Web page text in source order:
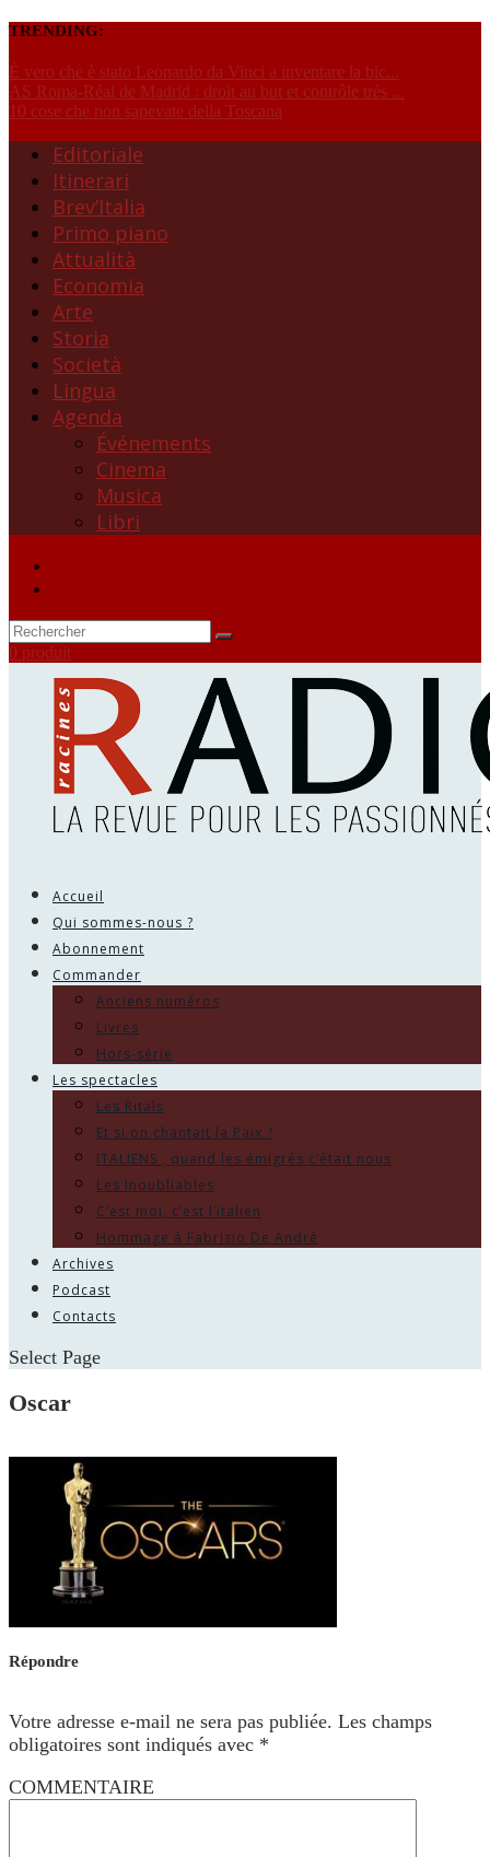
TRENDING:
È vero che è stato Leonardo da Vinci a inventare la bic...
AS Roma-Réal de Madrid : droit au but et contrôle très ...
10 cose che non sapevate della Toscana
Editoriale
Itinerari
Brev’Italia
Primo piano
Attualità
Economia
Arte
Storia
Società
Lingua
Agenda
Événements
Cinema
Musica
Libri
0 produit
Accueil
Qui sommes-nous ?
Abonnement
Commander
Anciens numéros
Livres
Hors-série
Les spectacles
Les Ritals
Et si on chantait la Paix ?
ITALIENS , quand les émigrés c’était nous
Les Inoubliables
C’est moi, c’est l’italien
Hommage à Fabrizio De André
Archives
Podcast
Contacts
Select Page
Oscar
Répondre
Votre adresse e-mail ne sera pas publiée. Les champs
obligatoires sont indiqués avec *
COMMENTAIRE